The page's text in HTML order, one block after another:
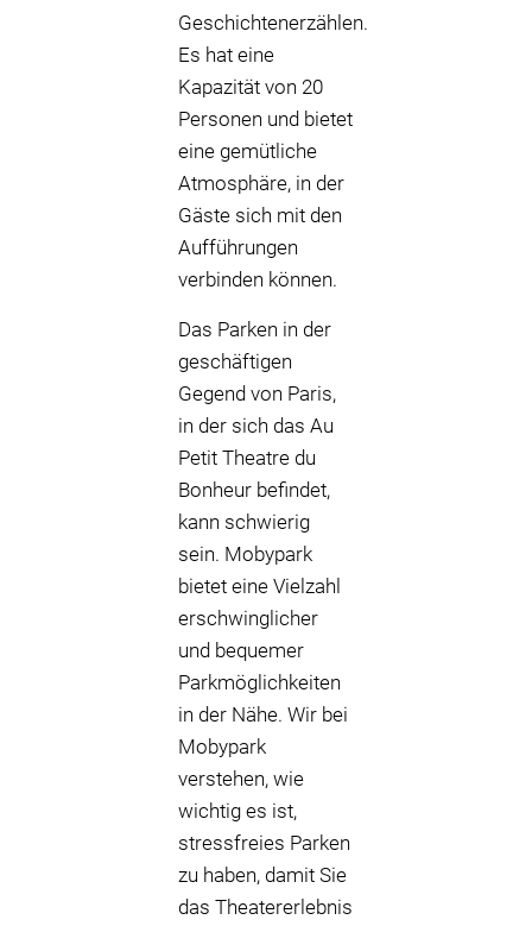
Geschichtenerzählen.
Es hat eine
Kapazität von 20
Personen und bietet
eine gemütliche
Atmosphäre, in der
Gäste sich mit den
Aufführungen
verbinden können.
Das Parken in der
geschäftigen
Gegend von Paris,
in der sich das Au
Petit Theatre du
Bonheur befindet,
kann schwierig
sein. Mobypark
bietet eine Vielzahl
erschwinglicher
und bequemer
Parkmöglichkeiten
in der Nähe. Wir bei
Mobypark
verstehen, wie
wichtig es ist,
stressfreies Parken
zu haben, damit Sie
das Theatererlebnis